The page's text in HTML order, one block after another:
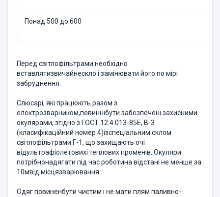
Понад 500 до 600
Перед світлофільтрами необхідно
вставлятизвичайнескло і замінювати його по мірі
забруднення.
Слюсарі, які працюють разом з
електрозварником,повиннібути забезпечені захисними
окулярами, згідно з ГОСТ 12.4.013-85Е, В-3
(класифікаційний номер 4)ізспеціальним склом
світлофільтрами Г-1, що захищають очі
відультрафіолетовихі теплових променів. Окуляри
потрібнонадягати під час роботина відстані не менше за
10мвід місцязварювання.
Одяг повиненбути чистим і не мати плям паливно-